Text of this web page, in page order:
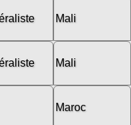
Mali
Mali
Maroc